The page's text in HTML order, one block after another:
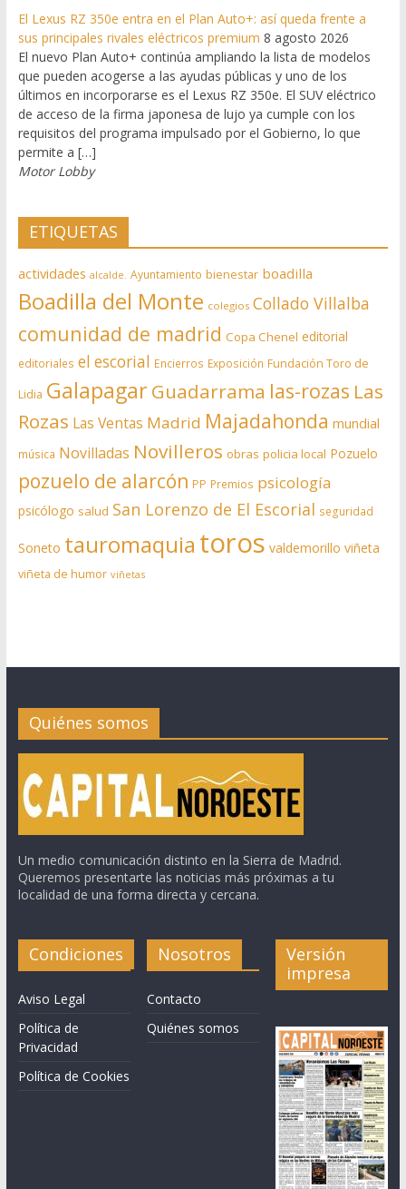
El Lexus RZ 350e entra en el Plan Auto+: así queda frente a
sus principales rivales eléctricos premium 8 agosto 2026
El nuevo Plan Auto+ continúa ampliando la lista de modelos
que pueden acogerse a las ayudas públicas y uno de los
últimos en incorporarse es el Lexus RZ 350e. El SUV eléctrico
de acceso de la firma japonesa de lujo ya cumple con los
requisitos del programa impulsado por el Gobierno, lo que
permite a […]
Motor Lobby
ETIQUETAS
actividades alcalde. Ayuntamiento bienestar boadilla
Boadilla del Monte colegios Collado Villalba
comunidad de madrid Copa Chenel editorial
editoriales el escorial Encierros Exposición Fundación Toro de
Lidia Galapagar Guadarrama las-rozas Las
Rozas Las Ventas Madrid Majadahonda mundial
música Novilladas Novilleros obras policia local Pozuelo
pozuelo de alarcón PP Premios psicología
psicólogo salud San Lorenzo de El Escorial seguridad
Soneto tauromaquia toros valdemorillo viñeta
viñeta de humor viñetas
Quiénes somos
Un medio comunicación distinto en la Sierra de Madrid.
Queremos presentarte las noticias más próximas a tu
localidad de una forma directa y cercana.
Condiciones
Aviso Legal
Política de
Privacidad
Política de Cookies
Nosotros
Contacto
Quiénes somos
Versión
impresa